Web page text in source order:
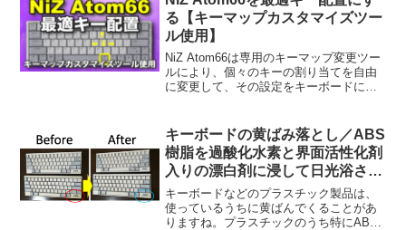
る【キーマップカスタマイズツー
ル使用】
NiZ Atom66は専用のキーマップ変更ツー
ルにより、個々のキーの割り当てを自由
に変更して、その設定をキーボードに保
ー配置を私なりに探求した結果、たどり
着いたキー配置について説明します。
キーボードの黄ばみ落とし／ABS
樹脂を過酸化水素と界面活性化剤
入りの漂白剤に浸して日光浴させ
る
キーボードなどのプラスチック製品は、
使っているうちに黄ばんでくることがあ
りますね。プラスチックのうち特にABS